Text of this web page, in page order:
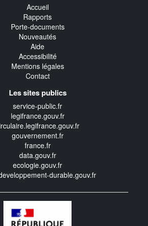
Accueil
Rapports
Porte-documents
Nouveautés
Aide
Accessibilité
Mentions légales
Contact
Les sites publics
service-public.fr
legifrance.gouv.fr
gouvernement.fr
france.fr
data.gouv.fr
ecologie.gouv.fr
durable.gouv.fr